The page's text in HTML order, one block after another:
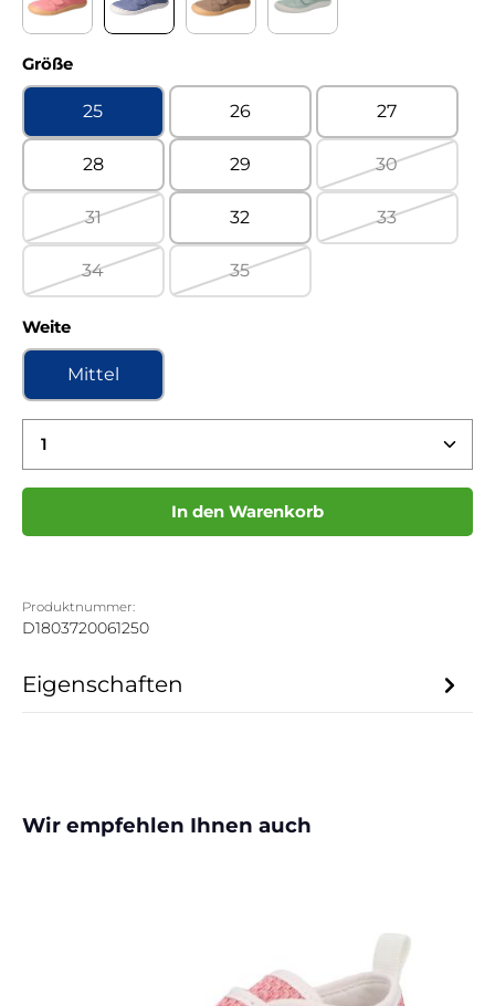
Größeauswählen
25 26 27
28 29 30
31
(Diese Option ist zurzeit nicht verfügbar.)
32 33
34
(Diese Option ist zurzeit nicht verfügbar.)
35
Weiteauswählen
Mittel
Produkt Anzahl: Gib den gewünschten Wert
In den Warenkorb
Produktnummer:
D1803720061250
Eigenschaften
Produktgalerie überspringen
Wir empfehlen Ihnen auch